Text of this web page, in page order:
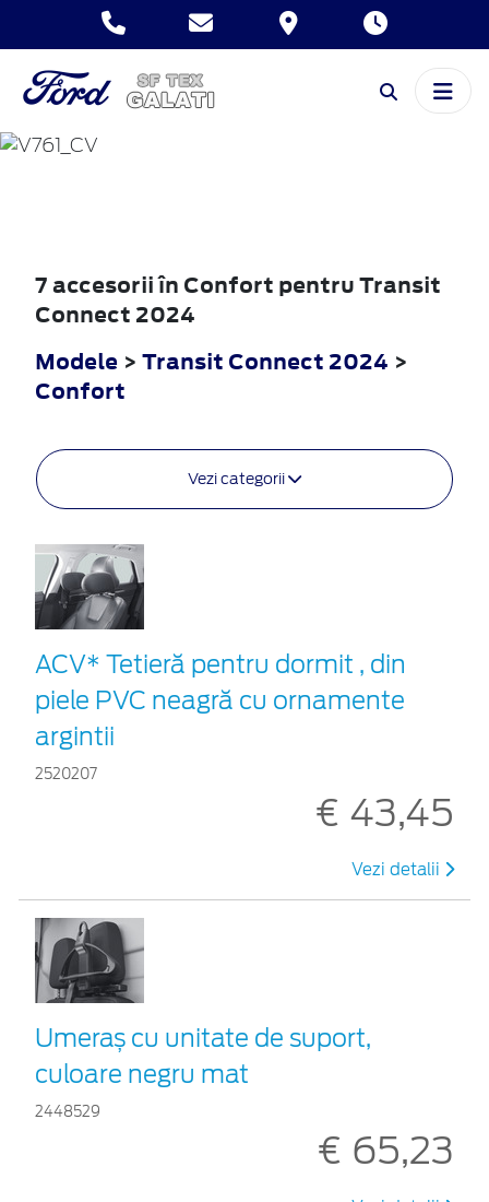
TRANSIT
CONNECT
7 accesorii în Confort pentru Transit
Connect 2024
Modele > Transit Connect 2024 >
Confort
Vezi categorii
ACV* Tetieră pentru dormit , din
piele PVC neagră cu ornamente
argintii
2520207
€ 43,45
Vezi detalii
Umeraș cu unitate de suport,
culoare negru mat
2448529
€ 65,23